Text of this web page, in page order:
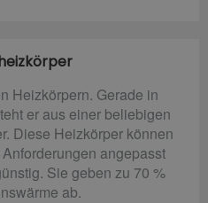
Heizkörpern. Gerade in
er aus einer beliebigen
Diese Heizkörper können
angepasst
Sie geben zu 70 %
ab.